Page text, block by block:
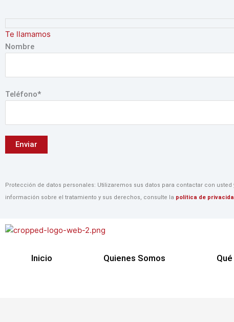
al
contenido
Te llamamos
Nombre
Teléfono*
Protección de datos personales: Utilizaremos sus datos para contactar con
información sobre el tratamiento y sus derechos, consulte la política de
Inicio Quienes Somos